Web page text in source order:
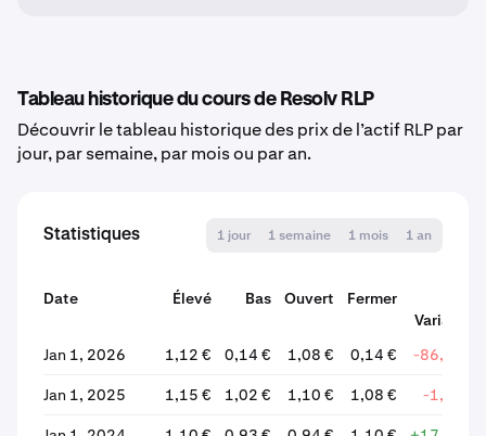
Tableau historique du cours de Resolv RLP
Découvrir le tableau historique des prix de l’actif RLP par
jour, par semaine, par mois ou par an.
Statistiques 1 jour 1 semaine 1 mois 1 an
Date Élevé Bas Ouvert Fermer
Variation
Jan 1, 2026
1,12 € 0,14 € 1,08 € 0,14 € -86,77 %
Jan 1, 2025 1,15 € 1,02 € 1,10 € 1,08 € -1,02 %